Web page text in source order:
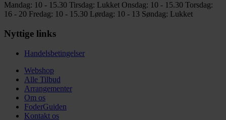
Mandag: 10 - 15.30 Tirsdag: Lukket Onsdag: 10 - 15.30 Torsdag:
16 - 20 Fredag: 10 - 15.30 Lørdag: 10 - 13 Søndag: Lukket
Nyttige links
Handelsbetingelser
Webshop
Alle Tilbud
Arrangementer
Om os
FoderGuiden
Kontakt os